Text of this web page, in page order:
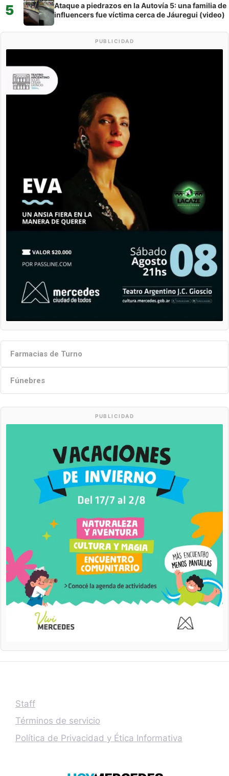
5
Ataque a piedrazos en la Autovía 5: una familia de
influencers fue víctima cerca de Jáuregui (video)
PUBLICIDAD
Farmacias de Turno
Fúnebres
PUBLICIDAD
Staff
Términos de servicio
Política de Privacidad y Ética Informativa